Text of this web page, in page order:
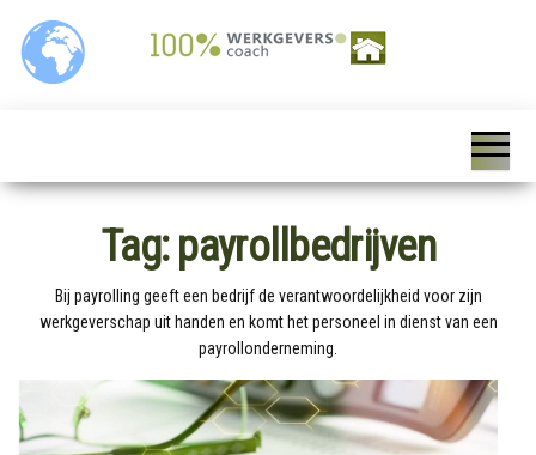
naar
Werkgeverscoach,
HR – Salaris –
Payroll –
Verzekeringen –
Wet &
Regelgeving –
Coaching
Ziekteverzuim wet en
Personeelsverzekeringen,
loonkostensubsidies,
Payrolling, Juridische
zaken, Opleiding,
ontwikkeling en
coaching, HR Scan,
Tag:payrollbedrijven
Bij payrolling geeft een bedrijf de verantwoordelijkheid voor zijn
werkgeverschap uit handen en komt het personeel in dienst van een
payrollonderneming.